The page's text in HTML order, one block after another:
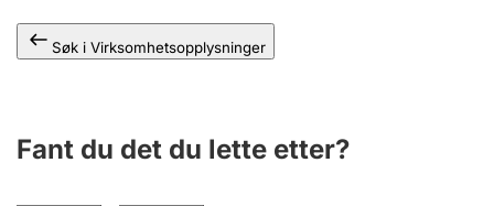
Søk i Virksomhetsopplysninger
Fant du det du lette etter?